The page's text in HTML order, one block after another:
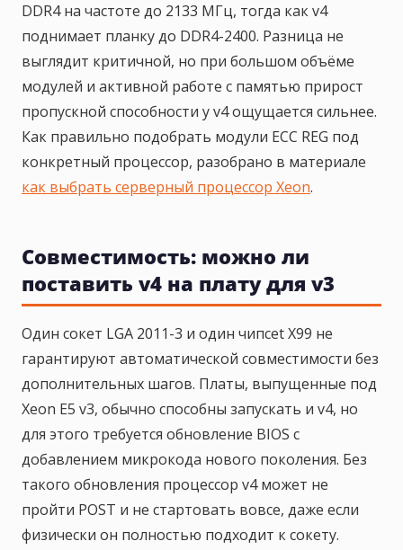
DDR4 на частоте до 2133 МГц, тогда как v4
поднимает планку до DDR4-2400. Разница не
выглядит критичной, но при большом объёме
модулей и активной работе с памятью прирост
пропускной способности у v4 ощущается сильнее.
Как правильно подобрать модули ECC REG под
конкретный процессор, разобрано в материале
как выбрать серверный процессор Xeon.
Совместимость: можно ли
поставить v4 на плату для v3
Один сокет LGA 2011-3 и один чипсet X99 не
гарантируют автоматической совместимости без
дополнительных шагов. Платы, выпущенные под
Xeon E5 v3, обычно способны запускать и v4, но
для этого требуется обновление BIOS с
добавлением микрокода нового поколения. Без
такого обновления процессор v4 может не
пройти POST и не стартовать вовсе, даже если
физически он полностью подходит к сокету.